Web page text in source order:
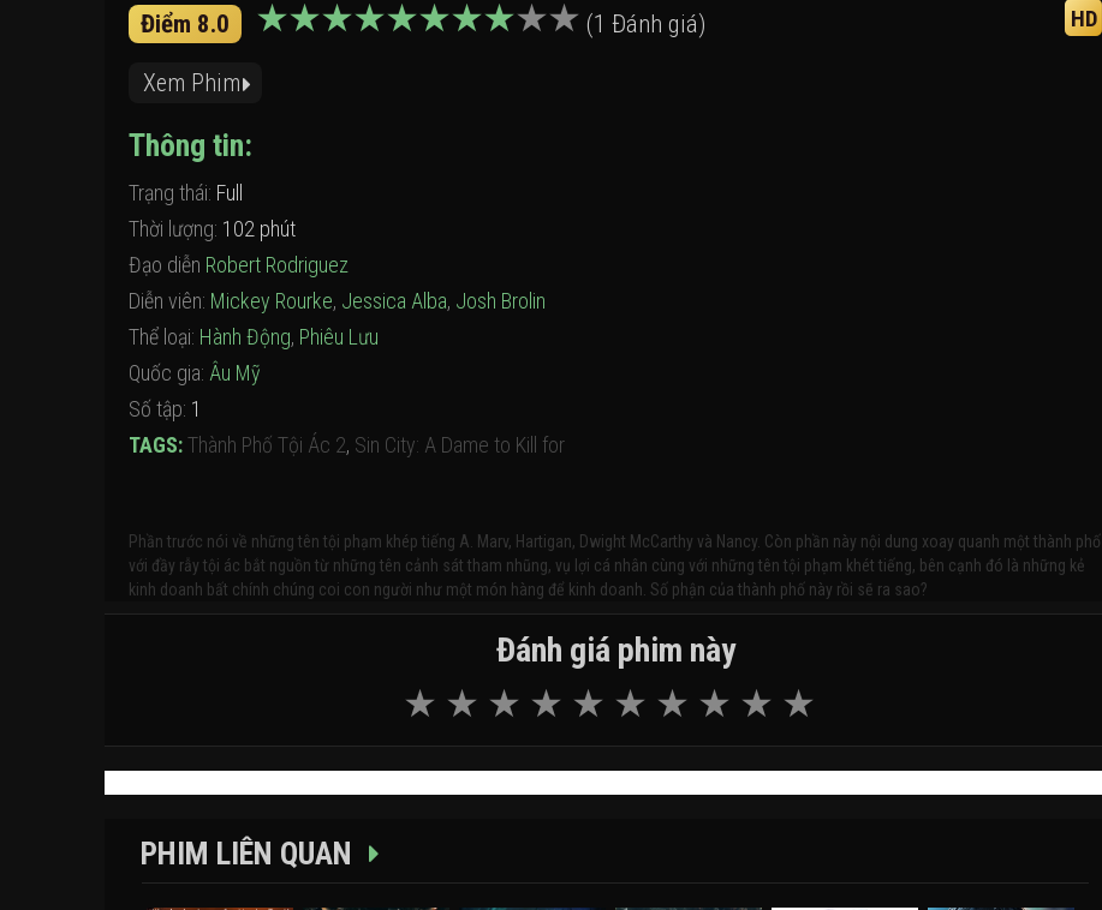
Điểm 8.0 (1 Đánh giá) HD
Xem Phim
Thông tin:
Trạng thái: Full
Thời lượng: 102 phút
Đạo diễn Robert Rodriguez
Diễn viên: Mickey Rourke, Jessica Alba, Josh Brolin
Thể loại: Hành Động, Phiêu Lưu
Quốc gia: Âu Mỹ
Số tập: 1
TAGS:Thành Phố Tội Ác 2, Sin City: A Dame to Kill for
Phần trước nói về những tên tội phạm khép tiếng A. Marv, Hartigan, Dwight McCarthy và Nancy. Còn phần này nội dung xoay quanh một thành phố
với đầy rẫy tội ác bắt nguồn từ những tên cảnh sát tham nhũng, vụ lợi cá nhân cùng với những tên tội phạm khét tiếng, bên cạnh đó là những kẻ
kinh doanh bất chính chúng coi con người như một món hàng để kinh doanh. Số phận của thành phố này rồi sẽ ra sao?
Đánh giá phim này
PHIM LIÊN QUAN